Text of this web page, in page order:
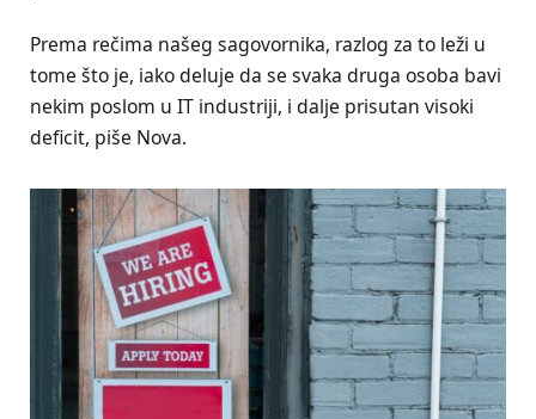
Prema rečima našeg sagovornika, razlog za to leži u
tome što je, iako deluje da se svaka druga osoba bavi
nekim poslom u IT industriji, i dalje prisutan visoki
deficit, piše Nova.